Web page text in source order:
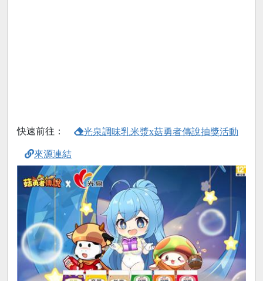
快速前往： 光泉調味乳米漿x菇勇者傳說抽獎活動
來源連結